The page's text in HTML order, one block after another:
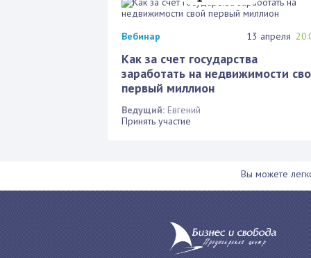
Вебинар 13 апреля
Как за счет государства
заработать на недвижимости
первый миллион
Ведущий: Евгений
Принять участие
Вы можете